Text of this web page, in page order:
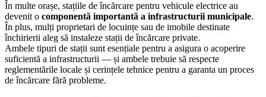
În multe orașe, stațiile de încărcare pentru vehicule electrice au
devenit o componentă importantă a infrastructurii municipale.
În plus, mulți proprietari de locuințe sau de imobile destinate
închirierii aleg să instaleze stații de încărcare private.
Ambele tipuri de stații sunt esențiale pentru a asigura o acoperire
suficientă a infrastructurii — și ambele trebuie să respecte
reglementările locale și cerințele tehnice pentru a garanta un proces
de încărcare fără probleme.